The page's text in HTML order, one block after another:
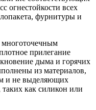
огнестойкости всех
фурнитуры и
многоточечным
прилегание
дыма и горячих
из материалов,
и не выделяющих
как силикон или